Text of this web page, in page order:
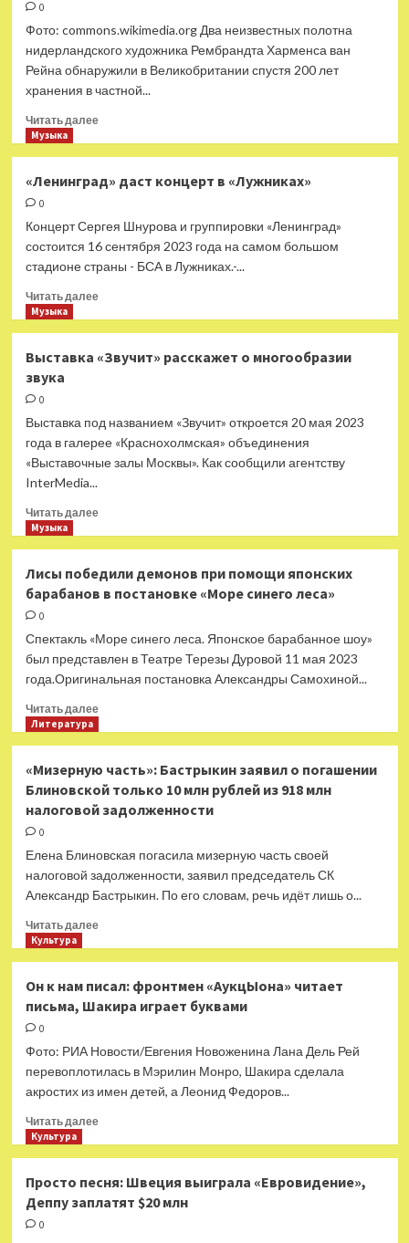
«Форсаж»
шестилетнего
перерыва
0
Фото: commons.wikimedia.org Два неизвестных полотна
нидерландского художника Рембрандта Харменса ван
Рейна обнаружили в Великобритании спустя 200 лет
хранения в частной...
Читать далееПрочитать
Великобритании
две
неизвестные
Рембрандта
Музыка
«Ленинград» даст концерт в «Лужниках»
0
Концерт Сергея Шнурова и группировки «Ленинград»
состоится 16 сентября 2023 года на самом большом
стадионе страны - БСА в Лужниках.-...
Читать далееПрочитать
даст
Музыка
Выставка «Звучит» расскажет о многообразии
звука
0
Выставка под названием «Звучит» откроется 20 мая 2023
года в галерее «Краснохолмская» объединения
«Выставочные залы Москвы». Как сообщили агентству
InterMedia...
Читать далееПрочитать
«Звучит»
расскажет
многообразии
звука
Музыка
Лисы победили демонов при помощи японских
барабанов в постановке «Море синего леса»
0
Спектакль «Море синего леса. Японское барабанное шоу»
был представлен в Театре Терезы Дуровой 11 мая 2023
года.Оригинальная постановка Александры Самохиной...
Читать далееПрочитать
победили
демонов
при
барабанов
в
постановке
синего
леса»
Литература
«Мизерную часть»: Бастрыкин заявил о погашении
Блиновской только 10 млн рублей из 918 млн
налоговой задолженности
0
Елена Блиновская погасила мизерную часть своей
налоговой задолженности, заявил председатель СК
Александр Бастрыкин. По его словам, речь идёт лишь о...
Читать далееПрочитать
часть»:
Бастрыкин
о
погашении
Блиновской
только
рублей
918
млн
Культура
Он к нам писал: фронтмен «АукцЫона» читает
письма, Шакира играет буквами
0
Фото: РИА Новости/Евгения Новоженина Лана Дель Рей
перевоплотилась в Мэрилин Монро, Шакира сделала
акростих из имен детей, а Леонид Федоров...
Читать далееПрочитать
к
нам
Культура
Просто песня: Швеция выиграла «Евровидение»,
Деппу заплатят $20 млн
0